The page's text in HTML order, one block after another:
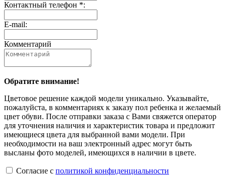
Контактный телефон *:
E-mail:
Комментарий
Обратите внимание!
Цветовое решение каждой модели уникально. Указывайте,
пожалуйста, в комментариях к заказу пол ребенка и желаемый
цвет обуви. После отправки заказа с Вами свяжется оператор
для уточнения наличия и характеристик товара и предложит
имеющиеся цвета для выбранной вами модели. При
необходимости на ваш электронный адрес могут быть
высланы фото моделей, имеющихся в наличии в цвете.
Согласие с политикой конфиденциальности